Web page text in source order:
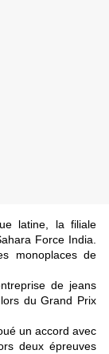
latine, la filiale
Force India.
monoplaces de
de jeans
du Grand Prix
un accord avec
deux épreuves